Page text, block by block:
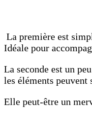
La première est
Idéale pour
La seconde est un
les éléments peuvent
Elle peut-être un